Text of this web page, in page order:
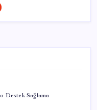
Destek Sağlama